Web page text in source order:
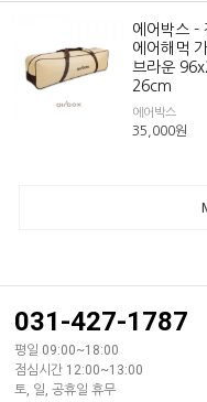
에어박스 -
에어해먹
브라운
26cm
에어박스
35,000원
031-427-1787
평일 09:00~18:00
점심시간 12:00~13:00
토, 일, 공휴일 휴무